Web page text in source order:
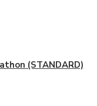
(STANDARD)